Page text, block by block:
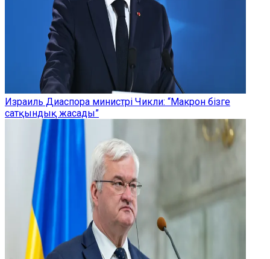
Израиль Диаспора министрі Чикли: “Макрон бізге
сатқындық жасады”